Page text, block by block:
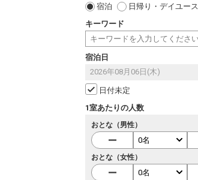
宿泊
日帰り・デイユース
キーワード
宿泊日
日付未定
1室あたりの人数
おとな（男性）
おとな（女性）